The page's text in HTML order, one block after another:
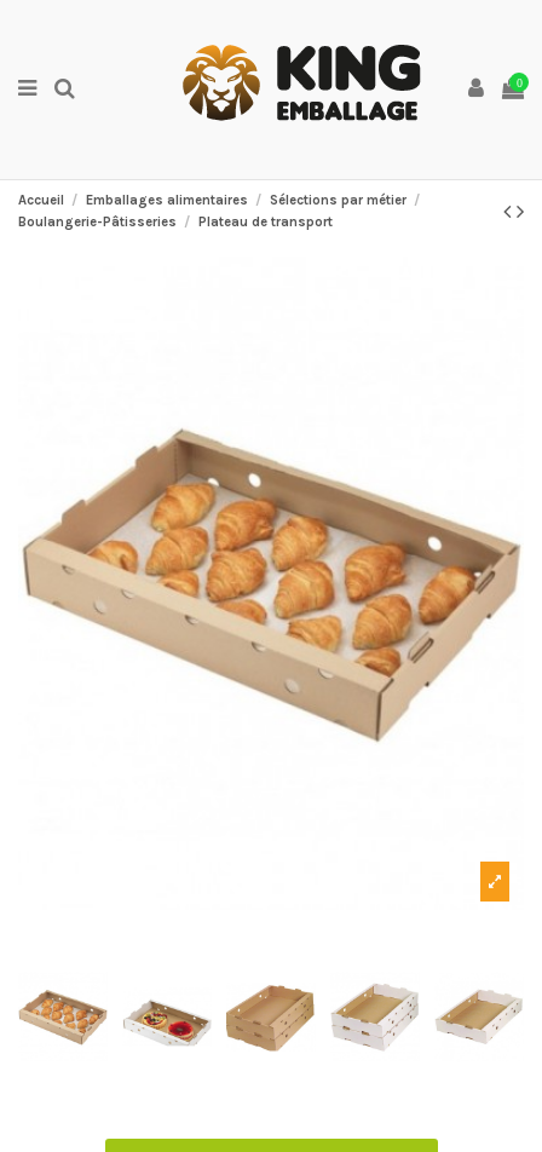
0
Accueil Emballages alimentaires
Sélections par métier
Boulangerie-Pâtisseries
Plateau de transport